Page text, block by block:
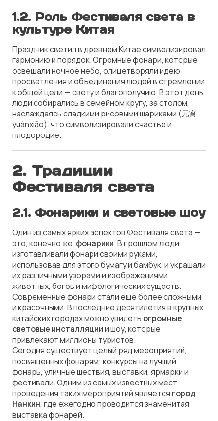
1.2. Роль Фестиваля света в
культуре Китая
Праздник светил в древнем Китае символизировал
гармонию и порядок. Огромные фонари, которые
освещали ночное небо, олицетворяли идею
просветления и объединения людей в стремлении
к общей цели — свету и благополучию. В этот день
люди собирались в семейном кругу, за столом,
наслаждаясь сладкими рисовыми шариками (元宵
yuánxiāo), что символизировали счастье и
плодородие.
2. Традиции
Фестиваля света
2.1. Фонарики и световые шоу
Один из самых ярких аспектов Фестиваля света —
это, конечно же, фонарики. В прошлом люди
изготавливали фонари своими руками,
использовав для этого бумагу и бамбук, и украшали
их различными узорами и изображениями
животных, богов и мифологических существ.
Современные фонари стали еще более сложными
и красочными. В последние десятилетия в крупных
китайских городах можно увидеть огромные
световые инсталляциии шоу, которые
привлекают миллионы туристов.
Сегодня существует целый ряд мероприятий,
посвященных фонарям: конкурсы на лучший
фонарь, уличные шествия, выставки, ярмарки и
фестивали. Одним из самых известных мест
проведения таких мероприятий является город
Нанкин, где ежегодно проводится знаменитая
выставка фонарей.